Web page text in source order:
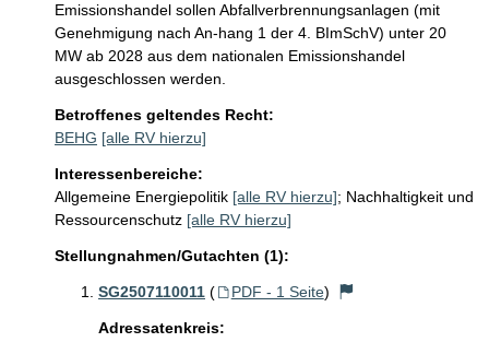
Emissionshandel sollen Abfallverbrennungsanlagen (mit
Genehmigung nach An-hang 1 der 4. BImSchV) unter 20
MW ab 2028 aus dem nationalen Emissionshandel
ausgeschlossen werden.
Betroffenes geltendes Recht:
BEHG [alle RV hierzu]
Interessenbereiche:
Allgemeine Energiepolitik [alle RV hierzu]; Nachhaltigkeit und
Ressourcenschutz [alle RV hierzu]
Stellungnahmen/Gutachten (1):
SG2507110011 ( PDF - 1 Seite)
Adressatenkreis: